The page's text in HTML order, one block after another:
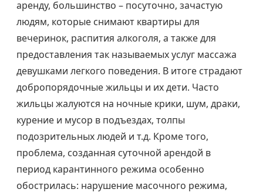
аренду, большинство – посуточно, зачастую
людям, которые снимают квартиры для
вечеринок, распития алкоголя, а также для
предоставления так называемых услуг массажа
девушками легкого поведения. В итоге страдают
добропорядочные жильцы и их дети. Часто
жильцы жалуются на ночные крики, шум, драки,
курение и мусор в подъездах, толпы
подозрительных людей и т.д. Кроме того,
проблема, созданная суточной арендой в
период карантинного режима особенно
обострилась: нарушение масочного режима,